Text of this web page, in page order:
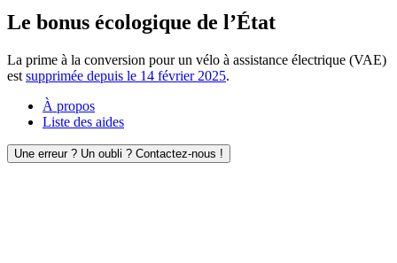
Le bonus écologique de l’État
La prime à la conversion pour un vélo à assistance électrique (VAE)
est supprimée depuis le 14 février 2025.
À propos
Liste des aides
Une erreur ? Un oubli ? Contactez-nous !